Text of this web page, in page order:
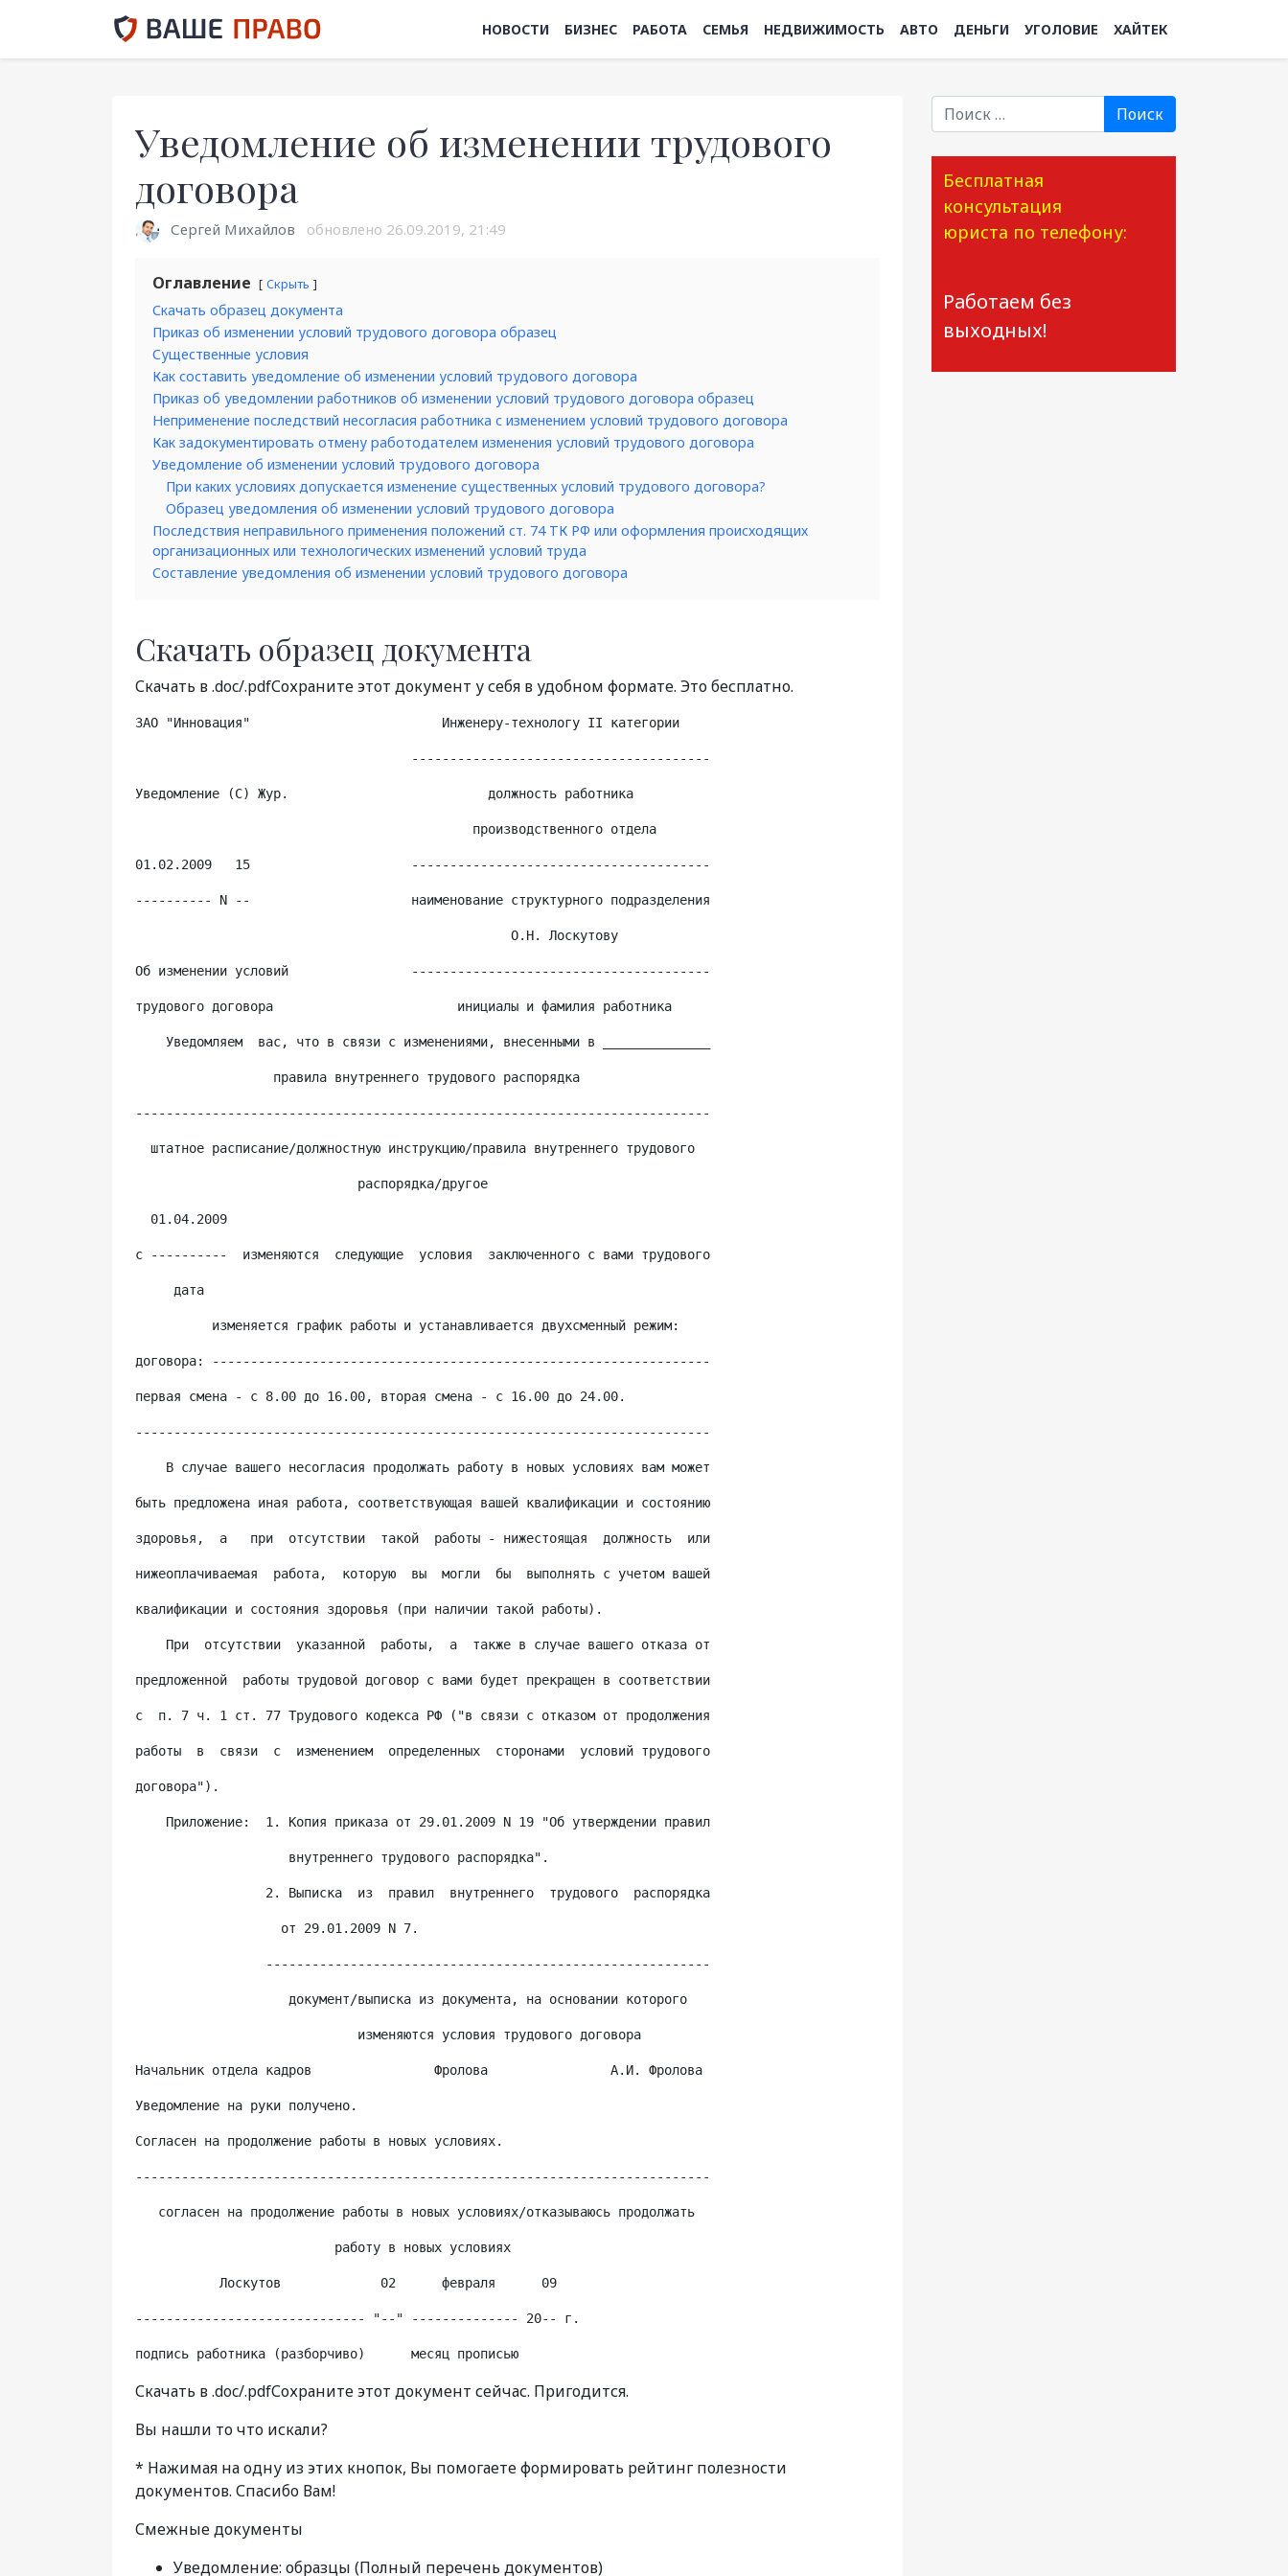
НОВОСТИ БИЗНЕС РАБОТА СЕМЬЯ НЕДВИЖИМОСТЬ АВТО ДЕНЬГИ УГОЛОВИЕ ХАЙТЕК
Уведомление об изменении трудового
договора
Сергей Михайлов обновлено 26.09.2019, 21:49
Оглавление Скрыть
Скачать образец документа
Приказ об изменении условий трудового договора образец
Существенные условия
Как составить уведомление об изменении условий трудового договора
Приказ об уведомлении работников об изменении условий трудового договора образец
Неприменение последствий несогласия работника с изменением условий трудового договора
Как задокументировать отмену работодателем изменения условий трудового договора
Уведомление об изменении условий трудового договора
При каких условиях допускается изменение существенных условий трудового договора?
Образец уведомления об изменении условий трудового договора
Последствия неправильного применения положений ст. 74 ТК РФ или оформления происходящих
организационных или технологических изменений условий труда
Составление уведомления об изменении условий трудового договора
Скачать образец документа
Скачать в .doc/.pdfСохраните этот документ у себя в удобном формате. Это бесплатно.
ЗАО "Инновация"                         Инженеру-технологу II категории
                                    ---------------------------------------
Уведомление (С) Жур.                          должность работника
                                            производственного отдела
01.02.2009   15                     ---------------------------------------
---------- N --                     наименование структурного подразделения
                                                 О.Н. Лоскутову
Об изменении условий                ---------------------------------------
трудового договора                        инициалы и фамилия работника
    Уведомляем  вас, что в связи с изменениями, внесенными в ______________
                  правила внутреннего трудового распорядка
---------------------------------------------------------------------------
  штатное расписание/должностную инструкцию/правила внутреннего трудового
                             распорядка/другое
  01.04.2009
с ----------  изменяются  следующие  условия  заключенного с вами трудового
     дата
          изменяется график работы и устанавливается двухсменный режим:
договора: -----------------------------------------------------------------
первая смена - с 8.00 до 16.00, вторая смена - с 16.00 до 24.00.
---------------------------------------------------------------------------
    В случае вашего несогласия продолжать работу в новых условиях вам может
быть предложена иная работа, соответствующая вашей квалификации и состоянию
здоровья,  а   при  отсутствии  такой  работы - нижестоящая  должность  или
нижеоплачиваемая  работа,  которую  вы  могли  бы  выполнять с учетом вашей
квалификации и состояния здоровья (при наличии такой работы).
    При  отсутствии  указанной  работы,  а  также в случае вашего отказа от
предложенной  работы трудовой договор с вами будет прекращен в соответствии
с  п. 7 ч. 1 ст. 77 Трудового кодекса РФ ("в связи с отказом от продолжения
работы  в  связи  с  изменением  определенных  сторонами  условий трудового
договора").
    Приложение:  1. Копия приказа от 29.01.2009 N 19 "Об утверждении правил
                    внутреннего трудового распорядка".
                 2. Выписка  из  правил  внутреннего  трудового  распорядка
                   от 29.01.2009 N 7.
                 ----------------------------------------------------------
                    документ/выписка из документа, на основании которого
                             изменяются условия трудового договора
Начальник отдела кадров                Фролова                А.И. Фролова
Уведомление на руки получено.
Согласен на продолжение работы в новых условиях.
---------------------------------------------------------------------------
   согласен на продолжение работы в новых условиях/отказываюсь продолжать
                          работу в новых условиях
           Лоскутов             02      февраля      09
------------------------------ "--" -------------- 20-- г.
подпись работника (разборчиво)      месяц прописью
Скачать в .doc/.pdfСохраните этот документ сейчас. Пригодится.
Вы нашли то что искали?
* Нажимая на одну из этих кнопок, Вы помогаете формировать рейтинг полезности
документов. Спасибо Вам!
Смежные документы
Уведомление: образцы (Полный перечень документов)
Поиск
Бесплатная
консультация
юриста по телефону:
Работаем без
выходных!